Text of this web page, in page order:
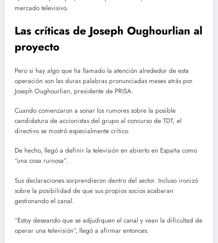
mercado televisivo.
Las críticas de Joseph Oughourlian al
proyecto
Pero si hay algo que ha llamado la atención alrededor de esta
operación son las duras palabras pronunciadas meses atrás por
Joseph Oughourlian, presidente de PRISA.
Cuando comenzaron a sonar los rumores sobre la posible
candidatura de accionistas del grupo al concurso de TDT, el
directivo se mostró especialmente crítico.
De hecho, llegó a definir la televisión en abierto en España como
“una cosa ruinosa”.
Sus declaraciones sorprendieron dentro del sector. Incluso ironizó
sobre la posibilidad de que sus propios socios acabaran
gestionando el canal.
“Estoy deseando que se adjudiquen el canal y vean la dificultad de
operar una televisión”, llegó a afirmar entonces.